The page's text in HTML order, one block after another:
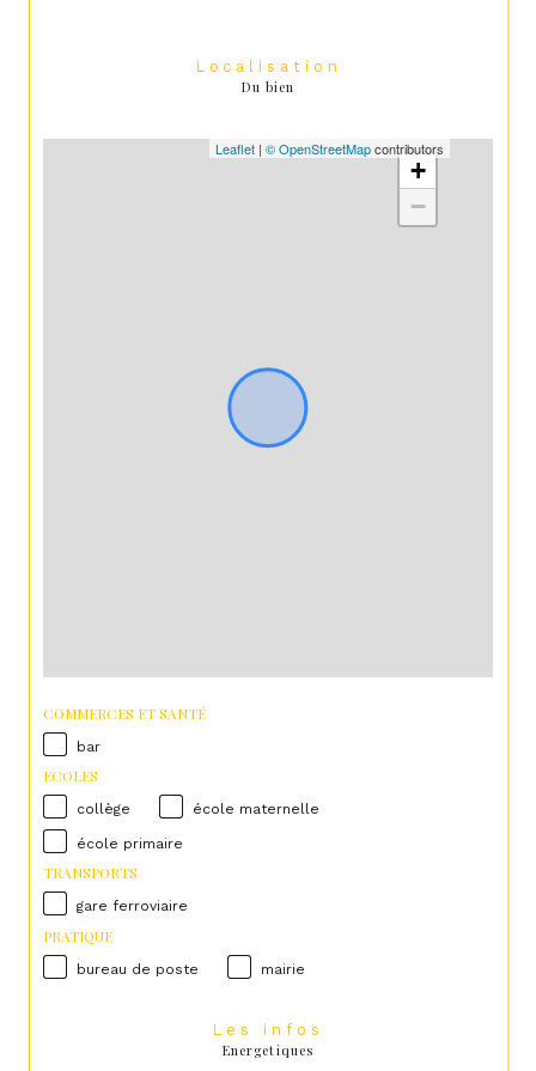
Localisation
Du bien
+
−
Leaflet | © OpenStreetMapcontributors
COMMERCES ET SANTÉ
bar
ECOLES
collège école maternelle
école primaire
TRANSPORTS
gare ferroviaire
PRATIQUE
bureau de poste mairie
Les infos
Energetiques